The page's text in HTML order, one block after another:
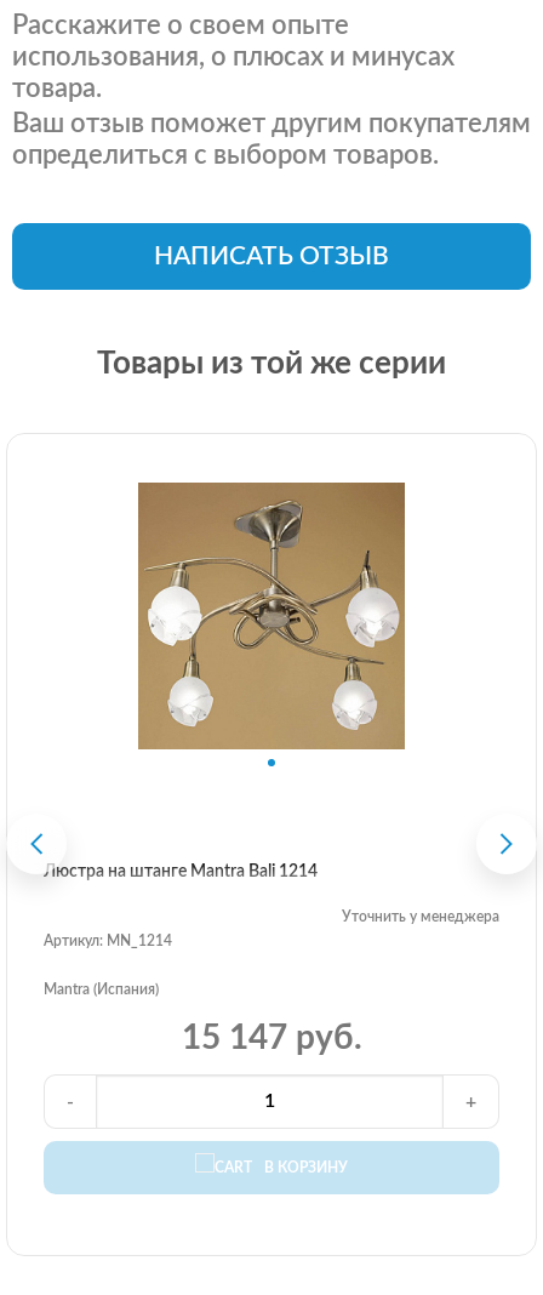
Расскажите о своем опыте
использования, о плюсах и минусах
товара.
Ваш отзыв поможет другим покупателям
определиться с выбором товаров.
НАПИСАТЬ ОТЗЫВ
Товары из той же серии
Люстра на штанге Mantra Bali 1214
Уточнить у менеджера
Артикул: MN_1214
Mantra (Испания)
15 147 руб.
В КОРЗИНУ
- +